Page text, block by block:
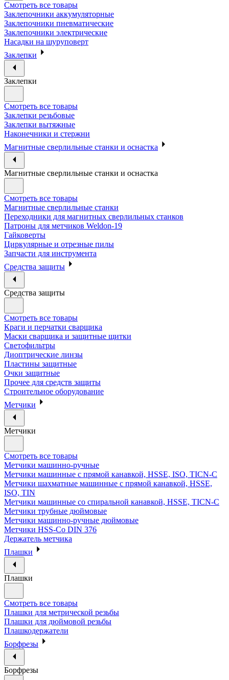
Смотреть все товары
Заклепочники аккумуляторные
Заклепочники пневматические
Заклепочники электрические
Насадки на шуруповерт
Заклепки
Заклепки
Смотреть все товары
Заклепки резьбовые
Заклепки вытяжные
Наконечники и стержни
Магнитные сверлильные станки и оснастка
Магнитные сверлильные станки и оснастка
Смотреть все товары
Магнитные сверлильные станки
Переходники для магнитных сверлильных станков
Патроны для метчиков Weldon-19
Гайковерты
Циркулярные и отрезные пилы
Запчасти для инструмента
Средства защиты
Средства защиты
Смотреть все товары
Краги и перчатки сварщика
Маски сварщика и защитные щитки
Светофильтры
Диоптрические линзы
Пластины защитные
Очки защитные
Прочее для средств защиты
Строительное оборудование
Метчики
Метчики
Смотреть все товары
Метчики машинно-ручные
Метчики машинные с прямой канавкой, HSSE, ISO, TICN-C
Метчики шахматные машинные с прямой канавкой, HSSE,
ISO, TIN
Метчики машинные со спиральной канавкой, HSSE, TICN-C
Метчики трубные дюймовые
Метчики машинно-ручные дюймовые
Метчики HSS-Co DIN 376
Держатель метчика
Плашки
Плашки
Смотреть все товары
Плашки для метрической резьбы
Плашки для дюймовой резьбы
Плашкодержатели
Борфрезы
Борфрезы